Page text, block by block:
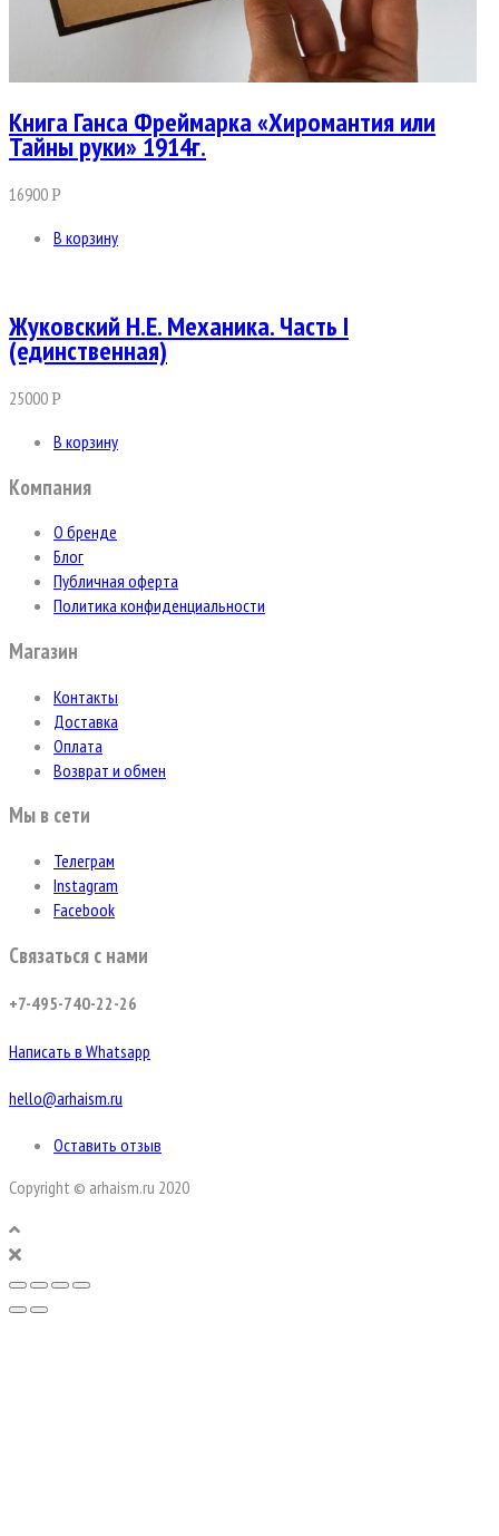
Книга Ганса Фреймарка «Хиромантия или
Тайны руки» 1914г.
16900Р
В корзину
Жуковский Н.Е. Механика. Часть I
(единственная)
25000Р
В корзину
Компания
О бренде
Блог
Публичная оферта
Политика конфиденциальности
Магазин
Контакты
Доставка
Оплата
Возврат и обмен
Мы в сети
Телеграм
Instagram
Facebook
Связаться с нами
+7-495-740-22-26
Написать в Whatsapp
hello@arhaism.ru
Оставить отзыв
Copyright © arhaism.ru 2020